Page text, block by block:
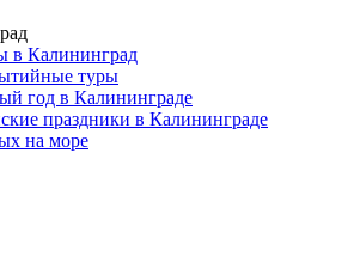
в Калининград
туры
год в Калининграде
праздники в Калининграде
на море